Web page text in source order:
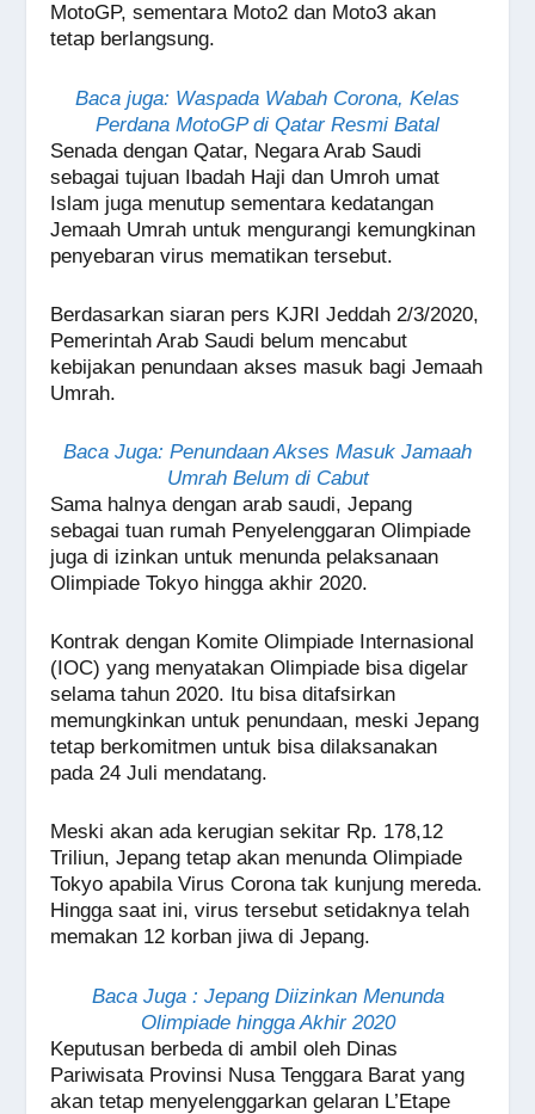
MotoGP, sementara Moto2 dan Moto3 akan
tetap berlangsung.
Baca juga: Waspada Wabah Corona, Kelas
Perdana MotoGP di Qatar Resmi Batal
Senada dengan Qatar, Negara Arab Saudi
sebagai tujuan Ibadah Haji dan Umroh umat
Islam juga menutup sementara kedatangan
Jemaah Umrah untuk mengurangi kemungkinan
penyebaran virus mematikan tersebut.
Berdasarkan siaran pers KJRI Jeddah 2/3/2020,
Pemerintah Arab Saudi belum mencabut
kebijakan penundaan akses masuk bagi Jemaah
Umrah.
Baca Juga: Penundaan Akses Masuk Jamaah
Umrah Belum di Cabut
Sama halnya dengan arab saudi, Jepang
sebagai tuan rumah Penyelenggaran Olimpiade
juga di izinkan untuk menunda pelaksanaan
Olimpiade Tokyo hingga akhir 2020.
Kontrak dengan Komite Olimpiade Internasional
(IOC) yang menyatakan Olimpiade bisa digelar
selama tahun 2020. Itu bisa ditafsirkan
memungkinkan untuk penundaan, meski Jepang
tetap berkomitmen untuk bisa dilaksanakan
pada 24 Juli mendatang.
Meski akan ada kerugian sekitar Rp. 178,12
Triliun, Jepang tetap akan menunda Olimpiade
Tokyo apabila Virus Corona tak kunjung mereda.
Hingga saat ini, virus tersebut setidaknya telah
memakan 12 korban jiwa di Jepang.
Baca Juga : Jepang Diizinkan Menunda
Olimpiade hingga Akhir 2020
Keputusan berbeda di ambil oleh Dinas
Pariwisata Provinsi Nusa Tenggara Barat yang
akan tetap menyelenggarkan gelaran L’Etape